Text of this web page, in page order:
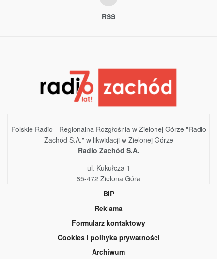
RSS
Polskie Radio - Regionalna Rozgłośnia w Zielonej Górze "Radio
Zachód S.A." w likwidacji w Zielonej Górze
Radio Zachód S.A.
ul. Kukułcza 1
65-472 Zielona Góra
BIP
Reklama
Formularz kontaktowy
Cookies i polityka prywatności
Archiwum